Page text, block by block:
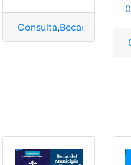
Municipalidad de
Municipio de
Consulta,Becas